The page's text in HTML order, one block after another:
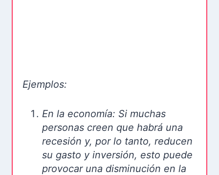
Ejemplos:
En la economía: Si muchas
personas creen que habrá una
recesión y, por lo tanto, reducen
su gasto y inversión, esto puede
provocar una disminución en la